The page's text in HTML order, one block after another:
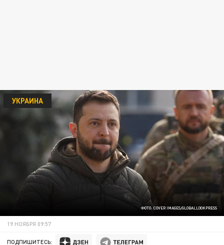
ФОТО: COVER IMAGES/GLOBALLOOKPRESS
УКРАИНА
19 НОЯБРЯ 09:57
ПОДПИШИТЕСЬ: